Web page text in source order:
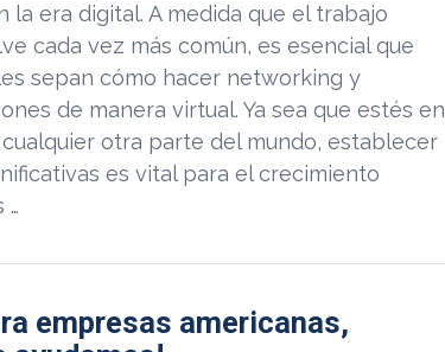
la era digital. A medida que el trabajo
cada vez más común, es esencial que
sepan cómo hacer networking y
de manera virtual. Ya sea que estés en
otra parte del mundo, establecer
es vital para el crecimiento
…
empresas americanas,